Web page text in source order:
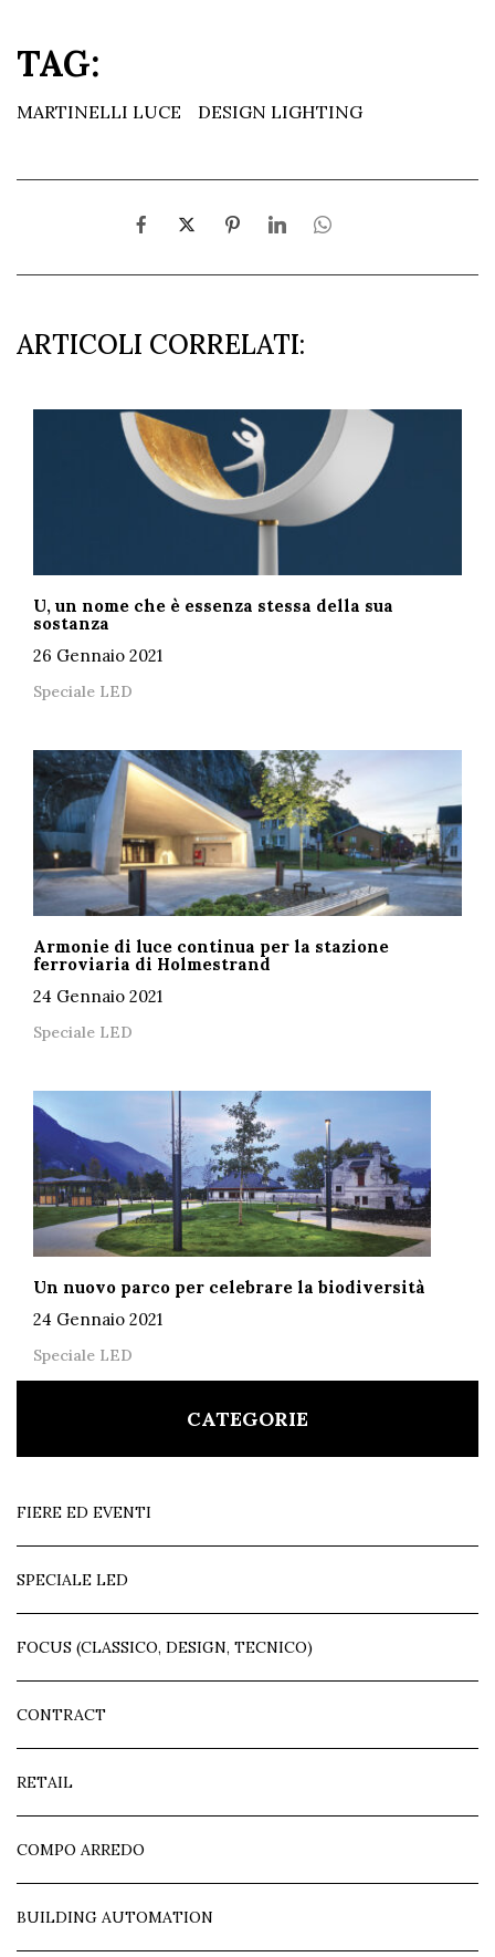
TAG:
MARTINELLI LUCE DESIGN LIGHTING
ARTICOLI CORRELATI:
U, un nome che è essenza stessa della sua
sostanza
26 Gennaio 2021
Speciale LED
Armonie di luce continua per la stazione
ferroviaria di Holmestrand
24 Gennaio 2021
Speciale LED
Un nuovo parco per celebrare la biodiversità
24 Gennaio 2021
Speciale LED
CATEGORIE
FIERE ED EVENTI
SPECIALE LED
FOCUS (CLASSICO, DESIGN, TECNICO)
CONTRACT
RETAIL
COMPO ARREDO
BUILDING AUTOMATION